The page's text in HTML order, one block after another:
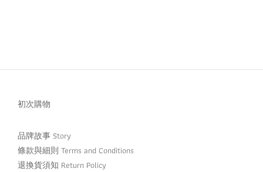
初次購物
品牌故事 Story
條款與細則 Terms and Conditions
退換貨須知 Return Policy